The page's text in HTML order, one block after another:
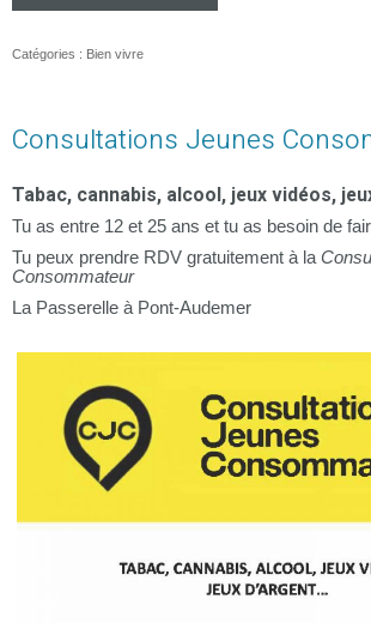
Catégories : Bien vivre
Consultations Jeunes
Tabac, cannabis, alcool, jeux vidéos,
Tu as entre 12 et 25 ans et tu as besoin de
Tu peux prendre RDV gratuitement à la
Consommateur
La Passerelle à Pont-Audemer